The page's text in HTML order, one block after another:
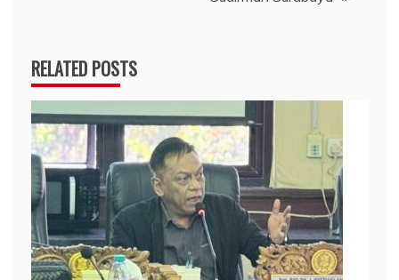
RELATED POSTS